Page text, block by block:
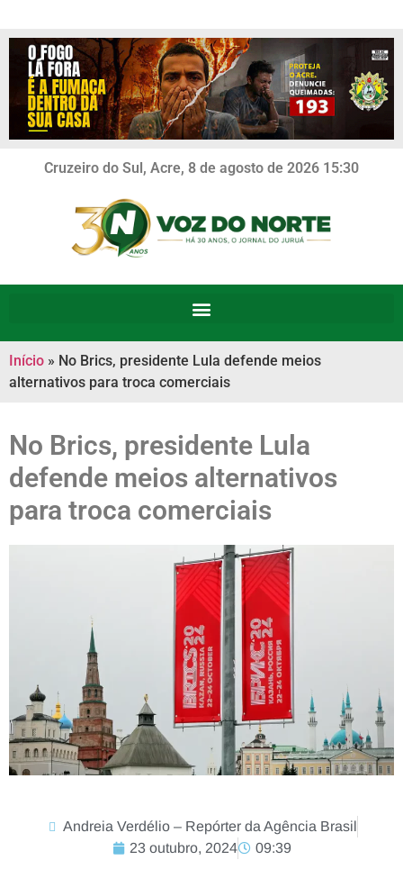
Cruzeiro do Sul, Acre, 8 de agosto de 2026 15:30
Início » No Brics, presidente Lula defende meios
alternativos para troca comerciais
No Brics, presidente Lula
defende meios alternativos
para troca comerciais
Andreia Verdélio – Repórter da Agência Brasil
23 outubro, 2024
09:39